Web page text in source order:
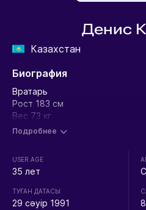
Денис
Казахстан
Биография
Вратарь
Рост 183 см
Вес 73 кг
Подробнее
USER.AGE
35 лет
ТУҒАН ДАТАСЫ
29 сәуір 1991